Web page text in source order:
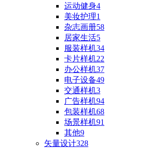
运动健身4
美妆护理1
杂志画册58
居家生活5
服装样机34
卡片样机22
办公样机37
电子设备49
交通样机3
广告样机94
包装样机68
场景样机91
其他9
矢量设计328